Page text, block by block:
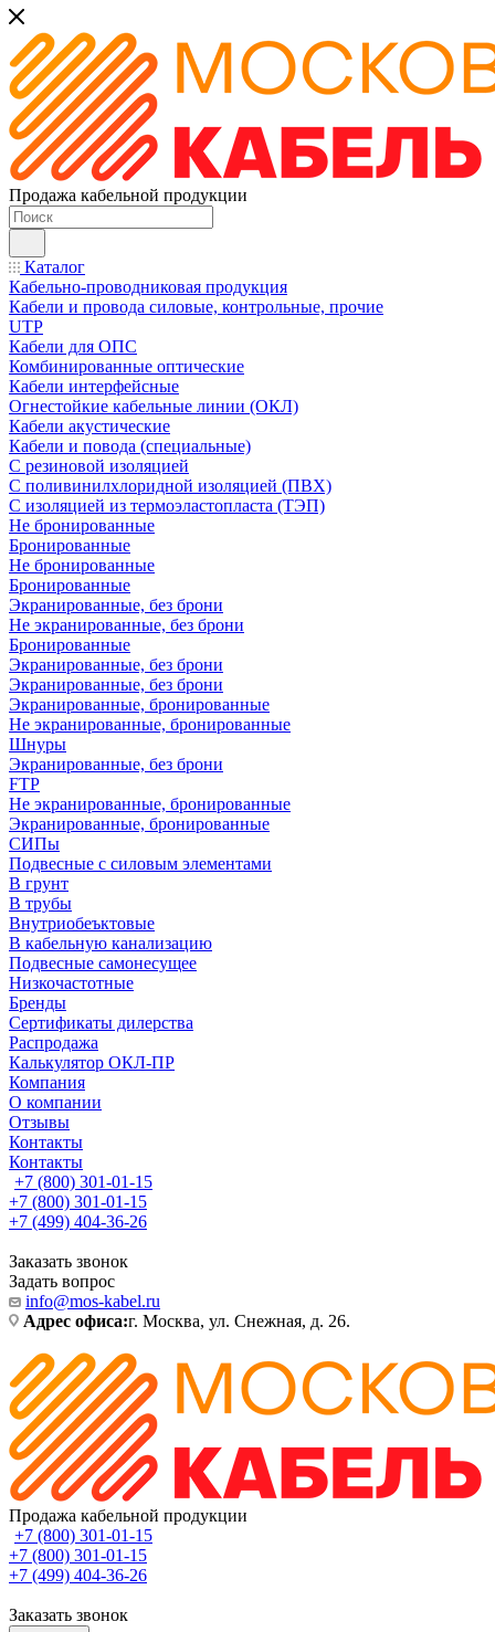
Продажа кабельной продукции
Каталог
Кабельно-проводниковая продукция
Кабели и провода силовые, контрольные, прочие
UTP
Кабели для ОПС
Комбинированные оптические
Кабели интерфейсные
Огнестойкие кабельные линии (ОКЛ)
Кабели акустические
Кабели и повода (специальные)
С резиновой изоляцией
С поливинилхлоридной изоляцией (ПВХ)
С изоляцией из термоэластопласта (ТЭП)
Не бронированные
Бронированные
Не бронированные
Бронированные
Экранированные, без брони
Не экранированные, без брони
Бронированные
Экранированные, без брони
Экранированные, без брони
Экранированные, бронированные
Не экранированные, бронированные
Шнуры
Экранированные, без брони
FTP
Не экранированные, бронированные
Экранированные, бронированные
СИПы
Подвесные с силовым элементами
В грунт
В трубы
Внутриобеъктовые
В кабельную канализацию
Подвесные самонесущее
Низкочастотные
Бренды
Сертификаты дилерства
Распродажа
Калькулятор ОКЛ-ПР
Компания
О компании
Отзывы
Контакты
Контакты
+7 (800) 301-01-15
+7 (800) 301-01-15
+7 (499) 404-36-26
Заказать звонок
Задать вопрос
info@mos-kabel.ru
Адрес офиса:г. Москва, ул. Снежная, д. 26.
Продажа кабельной продукции
+7 (800) 301-01-15
+7 (800) 301-01-15
+7 (499) 404-36-26
Заказать звонок